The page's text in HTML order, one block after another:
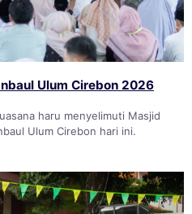
Ulum Cirebon 2026
haru menyelimuti Masjid
Ulum Cirebon hari ini.